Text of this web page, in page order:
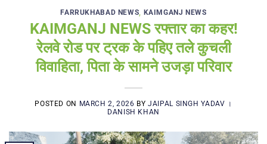
FARRUKHABAD NEWS, KAIMGANJ NEWS
KAIMGANJ NEWS रफ्तार का कहर!
रेलवे रोड पर ट्रक के पहिए तले कुचली
विवाहिता, पिता के सामने उजड़ा परिवार
POSTED ON MARCH 2, 2026 BYJAIPAL SINGH YADAV ।
DANISH KHAN